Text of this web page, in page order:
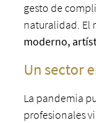
gesto de
naturalidad. El
moderno,
Un sector
La pandemia
profesionales